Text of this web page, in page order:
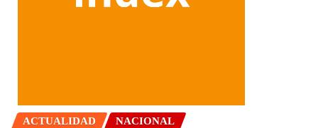
ACTUALIDAD NACIONAL